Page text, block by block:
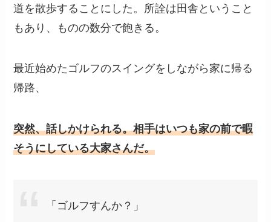
道を散歩することにした。所詮は田舎ということ
もあり、ものの数分で飽きる。
最近始めたゴルフのスイングをしながら家に帰る
帰路、
突然、話しかけられる。相手はいつも家の前で暇
そうにしている大家さんだ。
「ゴルフすんか？」